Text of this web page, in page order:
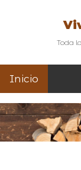
Toda
Inicio